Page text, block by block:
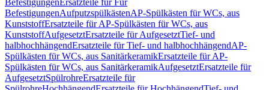
BefestigungenErsatzteile für Für
BefestigungenAufputzspülkästenAP-Spülkästen für WCs, aus
KunststoffErsatzteile für AP-Spülkästen für WCs, aus
KunststoffAufgesetztErsatzteile für AufgesetztTief- und
halbhochhängendErsatzteile für Tief- und halbhochhängendAP-
Spülkästen für WCs, aus SanitärkeramikErsatzteile für AP-
Spülkästen für WCs, aus SanitärkeramikAufgesetztErsatzteile für
AufgesetztSpülrohreErsatzteile für